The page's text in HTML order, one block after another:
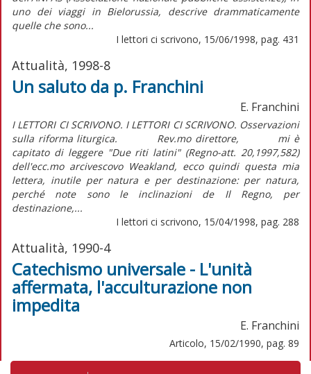
uno dei viaggi in Bielorussia, descrive drammaticamente
quelle che sono...
I lettori ci scrivono, 15/06/1998, pag. 431
Attualità, 1998-8
Un saluto da p. Franchini
E. Franchini
I LETTORI CI SCRIVONO. I LETTORI CI SCRIVONO. Osservazioni
sulla riforma liturgica. Rev.mo direttore, mi è
capitato di leggere "Due riti latini" (Regno-att. 20,1997,582)
dell'ecc.mo arcivescovo Weakland, ecco quindi questa mia
lettera, inutile per natura e per destinazione: per natura,
perché note sono le inclinazioni de Il Regno, per
destinazione,...
I lettori ci scrivono, 15/04/1998, pag. 288
Attualità, 1990-4
Catechismo universale - L'unità
affermata, l'acculturazione non
impedita
E. Franchini
Articolo, 15/02/1990, pag. 89